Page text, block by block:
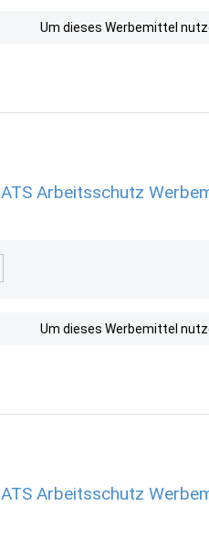
Um dieses Werbemittel
ATS Arbeitsschutz
Um dieses Werbemittel
ATS Arbeitsschutz